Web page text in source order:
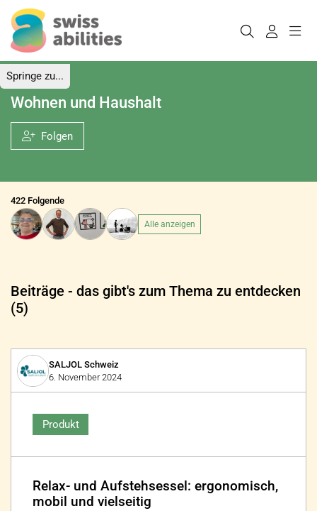
Springe zu...
Wohnen und Haushalt
Folgen
422 Folgende
Alle anzeigen
Beiträge - das gibt's zum Thema zu entdecken
(5)
SALJOL Schweiz
6. November 2024
Produkt
Relax- und Aufstehsessel: ergonomisch,
mobil und vielseitig